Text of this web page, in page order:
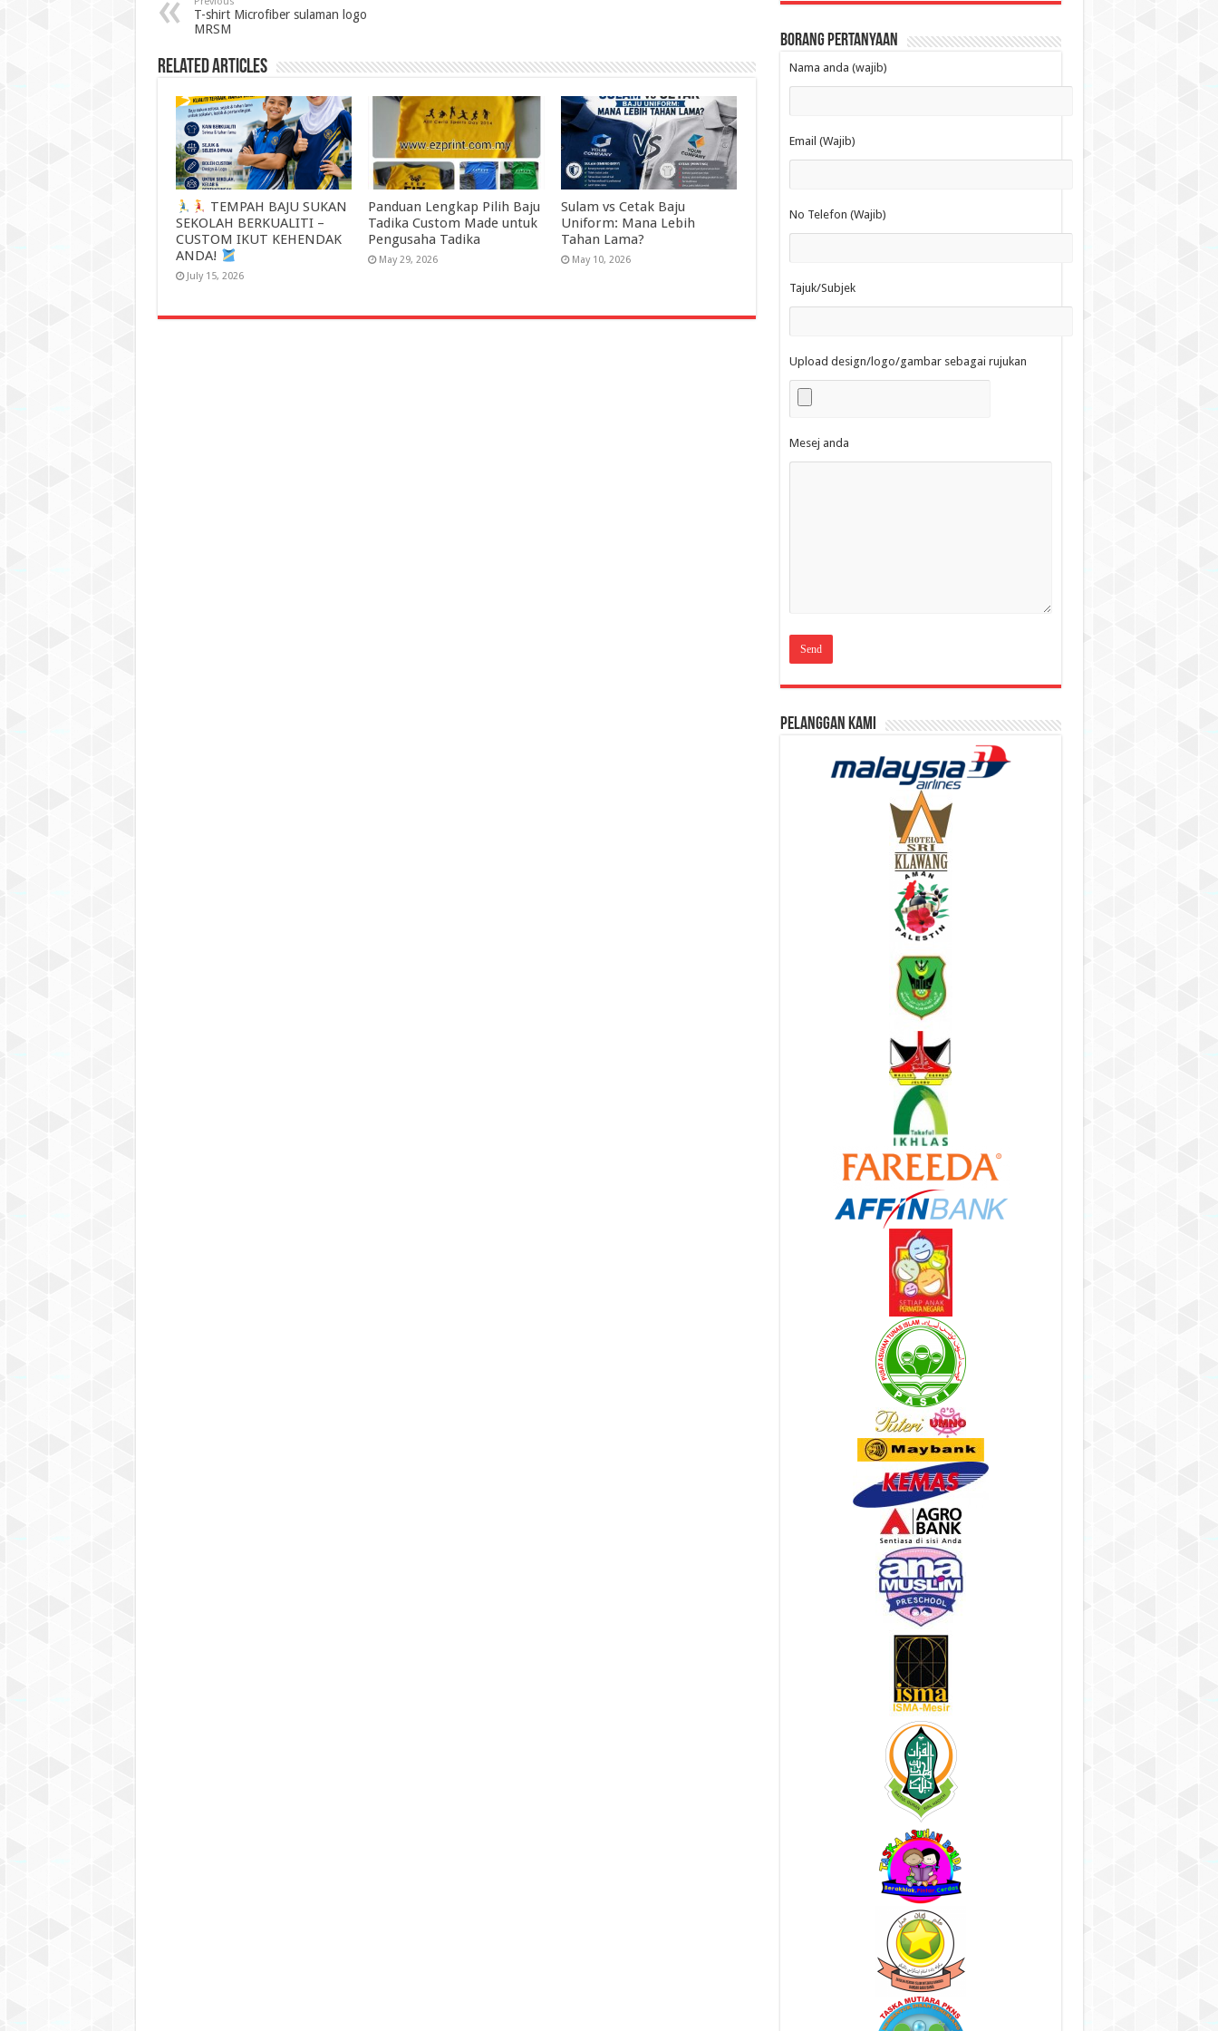
T-shirt Microfiber sulaman logo
MRSM
Related Articles
TEMPAH BAJU SUKAN
SEKOLAH BERKUALITI –
CUSTOM IKUT KEHENDAK
ANDA!
July 15, 2026
Panduan Lengkap Pilih Baju
Tadika Custom Made untuk
Pengusaha Tadika
May 29, 2026
Sulam vs Cetak Baju
Uniform: Mana Lebih
Tahan Lama?
May 10, 2026
Borang Pertanyaan
Nama anda (wajib)
Email (Wajib)
No Telefon (Wajib)
Tajuk/Subjek
Upload design/logo/gambar sebagai rujukan
Mesej anda
Pelanggan Kami